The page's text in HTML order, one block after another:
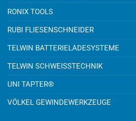
RONIX TOOLS
RUBI FLIESENSCHNEIDER
TELWIN BATTERIELADESYSTEME
TELWIN SCHWEISSTECHNIK
UNI TAPTER®
VÖLKEL GEWINDEWERKZEUGE